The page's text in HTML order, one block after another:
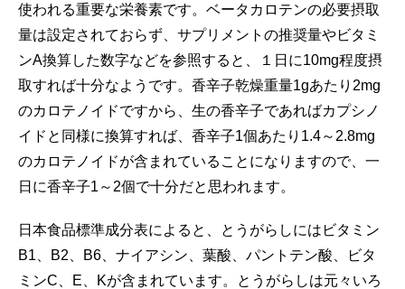
使われる重要な栄養素です。ベータカロテンの必要摂取
量は設定されておらず、サプリメントの推奨量やビタミ
ンA換算した数字などを参照すると、１日に10mg程度摂
取すれば十分なようです。香辛子乾燥重量1gあたり2mg
のカロテノイドですから、生の香辛子であればカプシノ
イドと同様に換算すれば、香辛子1個あたり1.4～2.8mg
のカロテノイドが含まれていることになりますので、一
日に香辛子1～2個で十分だと思われます。
日本食品標準成分表によると、とうがらしにはビタミン
B1、B2、B6、ナイアシン、葉酸、パントテン酸、ビタ
ミンC、E、Kが含まれています。とうがらしは元々いろ